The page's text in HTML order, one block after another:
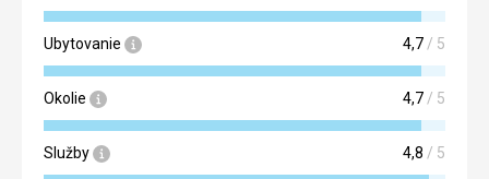
Ubytovanie 4,7/ 5
Okolie 4,7/ 5
Služby 4,8 / 5